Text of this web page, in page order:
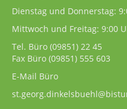
Dienstag und Donnerstag:
Mittwoch und Freitag: 9:00
Tel. Büro (09851) 22 45
Fax Büro (09851) 555 603
E-Mail Büro